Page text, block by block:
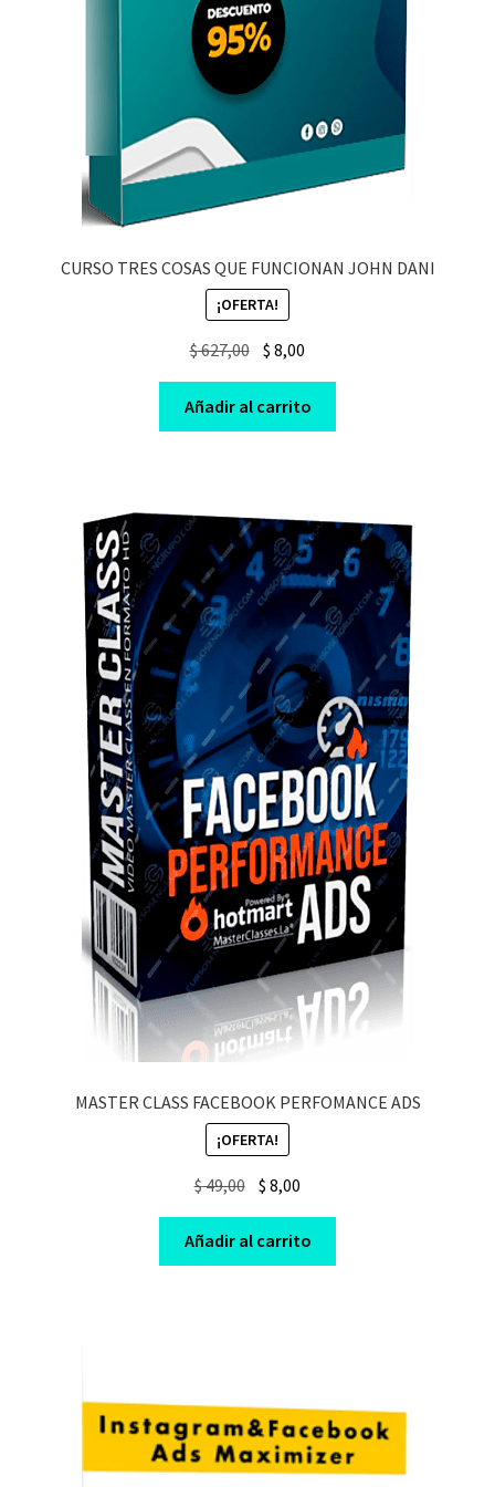
CURSO TRES COSAS QUE FUNCIONAN JOHN DANI
¡OFERTA!
$627,00 Original
price
was:
$ 627,00.
$ 8,00
price
is:
$ 8,00.
Añadir al carrito
MASTER CLASS FACEBOOK PERFOMANCE ADS
¡OFERTA!
$49,00 Original
was:
$ 49,00.
$ 8,00
is:
$ 8,00.
Añadir al carrito